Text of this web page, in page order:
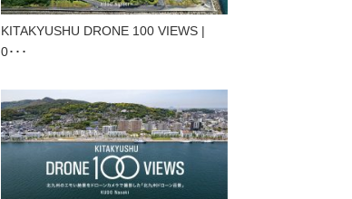
KITAKYUSHU DRONE 100 VIEWS |
0･･･